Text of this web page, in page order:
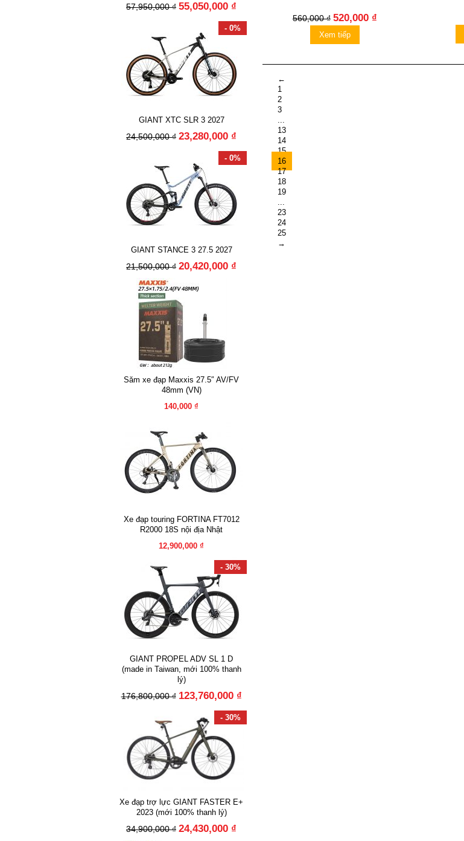
57,950,000 ₫ 55,050,000 ₫
- 0%
GIANT XTC SLR 3 2027
24,500,000 ₫ 23,280,000 ₫
- 0%
GIANT STANCE 3 27.5 2027
21,500,000 ₫ 20,420,000 ₫
Săm xe đạp Maxxis 27.5″ AV/FV
48mm (VN)
140,000 ₫
Xe đạp touring FORTINA FT7012
R2000 18S nội địa Nhật
12,900,000 ₫
- 30%
GIANT PROPEL ADV SL 1 D
(made in Taiwan, mới 100% thanh
lý)
176,800,000 ₫ 123,760,000 ₫
- 30%
Xe đạp trợ lực GIANT FASTER E+
2023 (mới 100% thanh lý)
34,900,000 ₫ 24,430,000 ₫
560,000 ₫ 520,000 ₫
Xem tiếp
←
1
2
3
...
13
14
15
16
17
18
19
...
23
24
25
→